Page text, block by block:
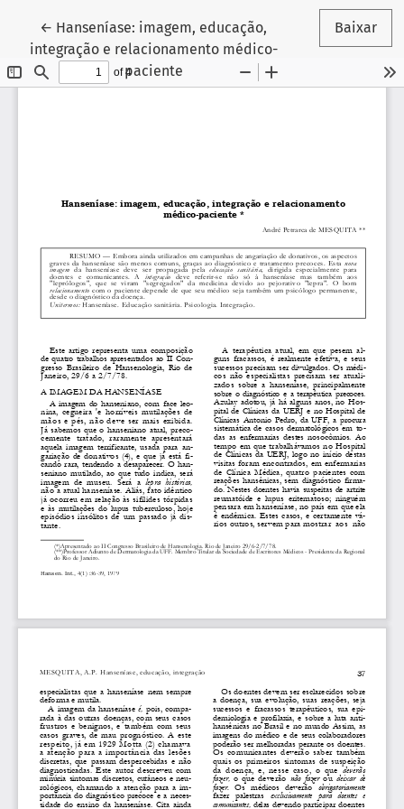
← Voltar aos Detalhes do Artigo
Hanseníase: imagem, educação,
integração e relacionamento médico-
paciente
Baixar